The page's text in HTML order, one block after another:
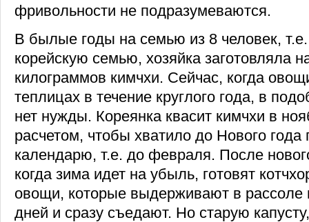
фривольности не подразумеваются.
В былые годы на семью из 8 человек,
корейскую семью, хозяйка заготовляла
килограммов кимчхи. Сейчас, когда
теплицах в течение круглого года, в
нет нужды. Кореянка квасит кимчхи в
расчетом, чтобы хватило до Нового года
календарю, т.е. до февраля. После
когда зима идет на убыль, готовят
овощи, которые выдерживают в рассоле
дней и сразу съедают. Но старую